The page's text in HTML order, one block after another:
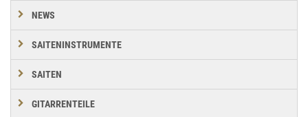
NEWS
SAITENINSTRUMENTE
SAITEN
GITARRENTEILE